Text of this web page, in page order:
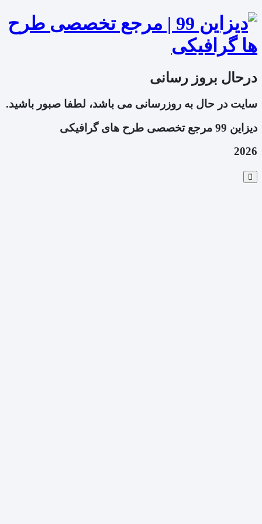
درحال بروز رسانی
سایت در حال به روزرسانی می باشد، لطفا صبور باشید.
دیزاین 99 مرجع تخصصی طرح های گرافیکی
2026